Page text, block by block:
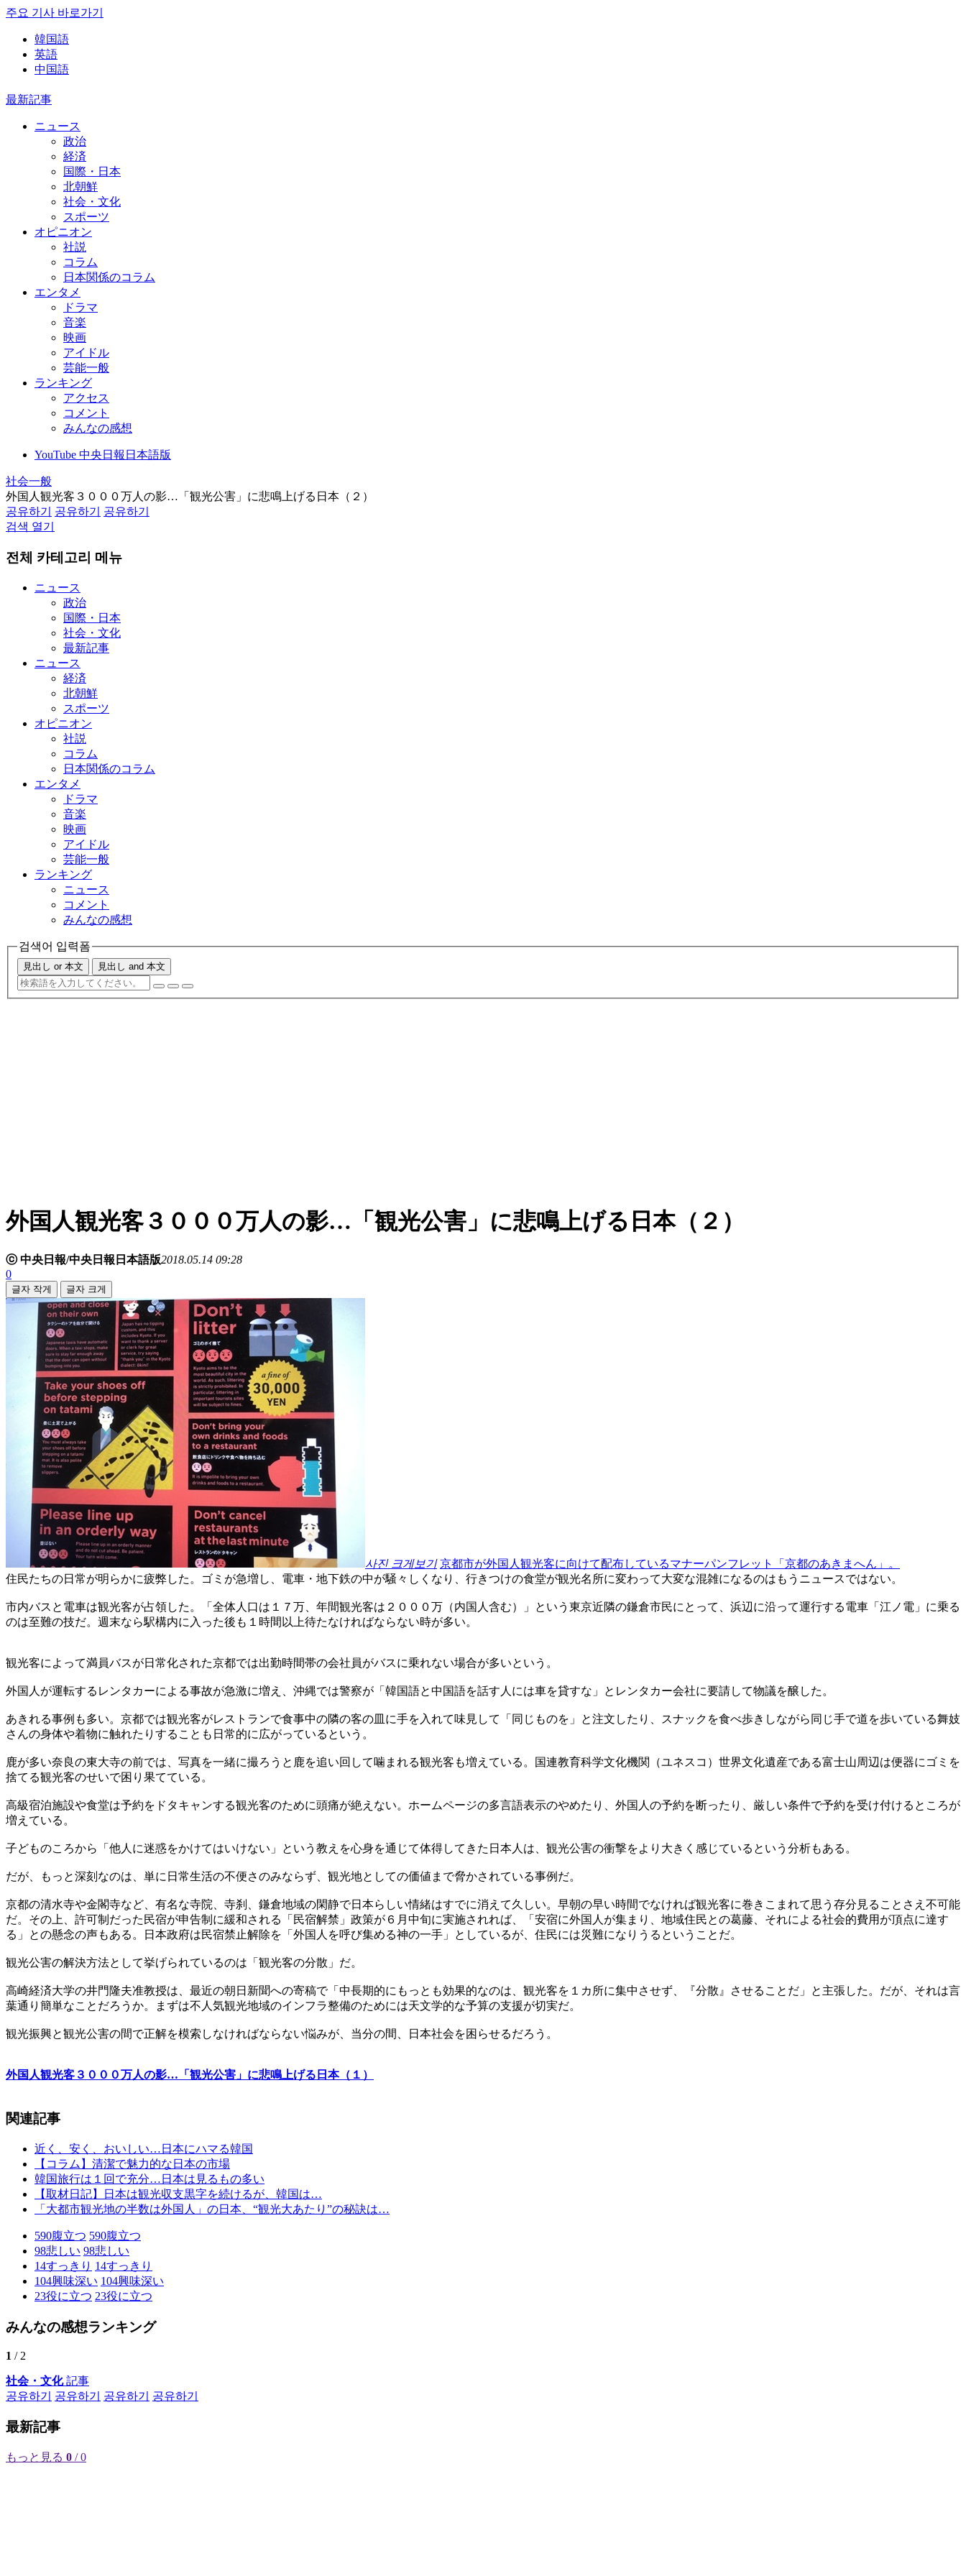
주요 기사 바로가기
韓国語
英語
中国語
最新記事
ニュース
政治
経済
国際・日本
北朝鮮
社会・文化
スポーツ
オピニオン
社説
コラム
日本関係のコラム
エンタメ
ドラマ
音楽
映画
アイドル
芸能一般
ランキング
アクセス
コメント
みんなの感想
YouTube 中央日報日本語版
社会一般
外国人観光客３０００万人の影…「観光公害」に悲鳴上げる日本（２）
공유하기
공유하기
공유하기
검색 열기
전체 카테고리 메뉴
ニュース
政治
国際・日本
社会・文化
最新記事
ニュース
経済
北朝鮮
スポーツ
オピニオン
社説
コラム
日本関係のコラム
エンタメ
ドラマ
音楽
映画
アイドル
芸能一般
ランキング
ニュース
コメント
みんなの感想
검색어 입력폼
見出し or 本文 見出し and 本文
外国人観光客３０００万人の影…「観光公害」に悲鳴上げる日本（２）
ⓒ 中央日報/中央日報日本語版2018.05.14 09:28
0
글자 작게 글자 크게
사진 크게보기 京都市が外国人観光客に向けて配布しているマナーパンフレット「京都のあきまへん」。
住民たちの日常が明らかに疲弊した。ゴミが急増し、電車・地下鉄の中が騒々しくなり、行きつけの食堂が観光名所に変わって大変な混雑になるのはもうニュースではない。
市内バスと電車は観光客が占領した。「全体人口は１７万、年間観光客は２０００万（内国人含む）」という東京近隣の鎌倉市民にとって、浜辺に沿って運行する電車「江ノ電」に乗る
のは至難の技だ。週末なら駅構内に入った後も１時間以上待たなければならない時が多い。
観光客によって満員バスが日常化された京都では出勤時間帯の会社員がバスに乗れない場合が多いという。
外国人が運転するレンタカーによる事故が急激に増え、沖縄では警察が「韓国語と中国語を話す人には車を貸すな」とレンタカー会社に要請して物議を醸した。
あきれる事例も多い。京都では観光客がレストランで食事中の隣の客の皿に手を入れて味見して「同じものを」と注文したり、スナックを食べ歩きしながら同じ手で道を歩いている舞妓
さんの身体や着物に触れたりすることも日常的に広がっているという。
鹿が多い奈良の東大寺の前では、写真を一緒に撮ろうと鹿を追い回して噛まれる観光客も増えている。国連教育科学文化機関（ユネスコ）世界文化遺産である富士山周辺は便器にゴミを
捨てる観光客のせいで困り果てている。
高級宿泊施設や食堂は予約をドタキャンする観光客のために頭痛が絶えない。ホームページの多言語表示のやめたり、外国人の予約を断ったり、厳しい条件で予約を受け付けるところが
増えている。
子どものころから「他人に迷惑をかけてはいけない」という教えを心身を通じて体得してきた日本人は、観光公害の衝撃をより大きく感じているという分析もある。
だが、もっと深刻なのは、単に日常生活の不便さのみならず、観光地としての価値まで脅かされている事例だ。
京都の清水寺や金閣寺など、有名な寺院、寺刹、鎌倉地域の閑静で日本らしい情緒はすでに消えて久しい。早朝の早い時間でなければ観光客に巻きこまれて思う存分見ることさえ不可能
だ。その上、許可制だった民宿が申告制に緩和される「民宿解禁」政策が６月中旬に実施されれば、「安宿に外国人が集まり、地域住民との葛藤、それによる社会的費用が頂点に達す
る」との懸念の声もある。日本政府は民宿禁止解除を「外国人を呼び集める神の一手」としているが、住民には災難になりうるということだ。
観光公害の解決方法として挙げられているのは「観光客の分散」だ。
高崎経済大学の井門隆夫准教授は、最近の朝日新聞への寄稿で「中長期的にもっとも効果的なのは、観光客を１カ所に集中させず、『分散』させることだ」と主張した。だが、それは言
葉通り簡単なことだろうか。まずは不人気観光地域のインフラ整備のためには天文学的な予算の支援が切実だ。
観光振興と観光公害の間で正解を模索しなければならない悩みが、当分の間、日本社会を困らせるだろう。
外国人観光客３０００万人の影…「観光公害」に悲鳴上げる日本（１）
関連記事
近く、安く、おいしい…日本にハマる韓国
【コラム】清潔で魅力的な日本の市場
韓国旅行は１回で充分…日本は見るもの多い
【取材日記】日本は観光収支黒字を続けるが、韓国は…
「大都市観光地の半数は外国人」の日本、“観光大あたり”の秘訣は…
590腹立つ 590腹立つ
98悲しい 98悲しい
14すっきり 14すっきり
104興味深い 104興味深い
23役に立つ 23役に立つ
みんなの感想ランキング
1 / 2
社会・文化記事
공유하기
공유하기 공유하기 공유하기
最新記事
もっと見る 0 / 0